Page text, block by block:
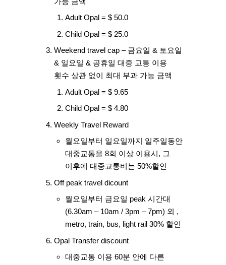
Adult Opal = $ 50.0
Child Opal = $ 25.0
Weekend travel cap– 금요일 & 토요일
& 일요일 & 공휴일 대중 교통 이용
횟수 상관 없이 최대 부과 가능 금액
Adult Opal = $ 9.65
Child Opal = $ 4.80
Weekly Travel Reward
월요일부터 일요일까지 일주일동안
대중교통을 8회 이상 이용시, 그
이후에 대중교통비는 50%할인
Off peak travel dicount
월요일부터 금요일 peak 시간대
(6.30am – 10am / 3pm – 7pm) 외 ,
metro, train, bus, light rail 30% 할인
Opal Transfer discount
대중교통 이용 60분 안에 다른